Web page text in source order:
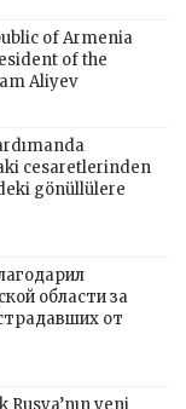
of Armenia
of the
Aliyev
cesaretlerinden
gönüllülere
области за
от
Rusya’nın yeni